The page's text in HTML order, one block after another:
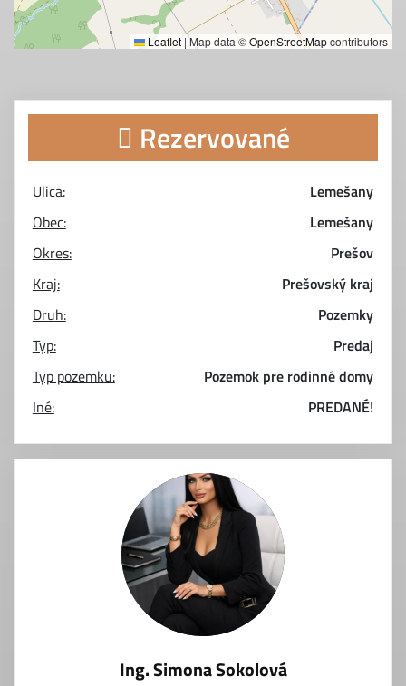
Leaflet | Map data ©OpenStreetMapcontributors
Rezervované
Ulica:
Lemešany
Obec:
Lemešany
Okres:
Prešov
Kraj:
Prešovský kraj
Druh:
Pozemky
Typ:
Predaj
Typ pozemku:
Pozemok pre rodinné domy
Iné:
PREDANÉ!
Ing. Simona Sokolová